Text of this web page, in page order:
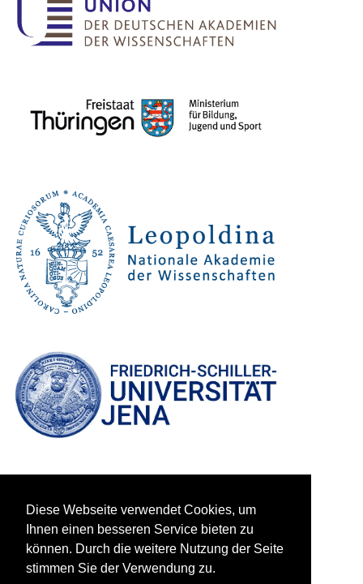
Diese Webseite verwendet Cookies, um
Ihnen einen besseren Service bieten zu
können. Durch die weitere Nutzung der Seite
stimmen Sie der Verwendung zu.